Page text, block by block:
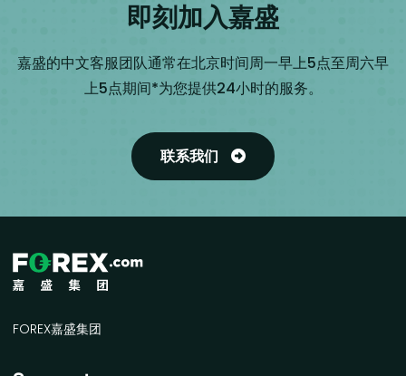
即刻加入嘉盛
嘉盛的中文客服团队通常在北京时间周一早上5点至周六早
上5点期间*为您提供24小时的服务。
联系我们
FOREX嘉盛集团